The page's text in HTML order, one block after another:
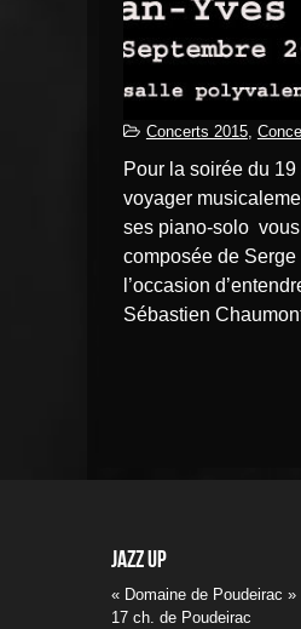
Concerts 2015,
Pour la soirée du 19 septembre 2015. Jean-Yves Candela profitera de sa carte blanche pour vous faire
voyager
ses piano-solo vous
composée de
l’occasion
Sébastien
Jazz UP
« Domaine de Poudeirac »
17 ch. de Poudeirac